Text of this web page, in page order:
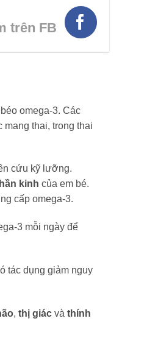
trên FB
omega-3. Các
thai, trong thai
cứu kỹ lưỡng.
kinh của em bé.
cấp omega-3.
3 mỗi ngày để
tác dụng giảm nguy
, thị giác và thính